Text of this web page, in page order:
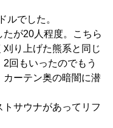
ルでした。
が20人程度。こちら
り上げた熊系と同じ
回もいったのでもう
ーテン奥の暗闇に潜
トサウナがあってリフ